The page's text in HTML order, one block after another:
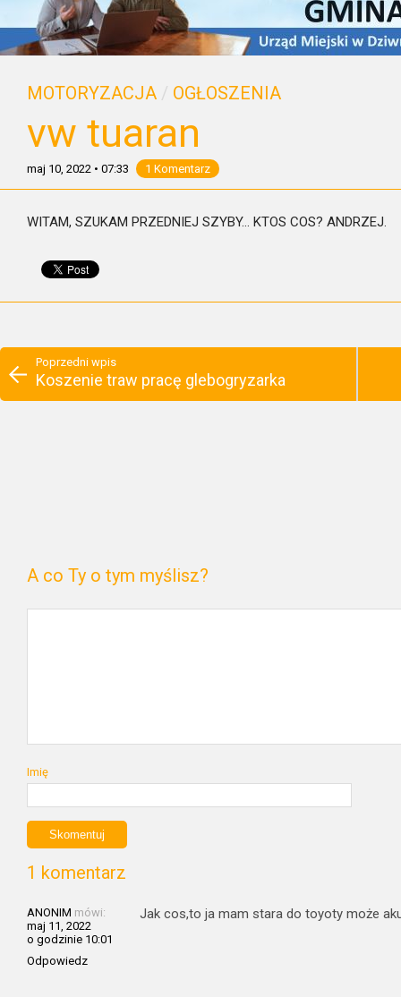
MOTORYZACJA / OGŁOSZENIA
vw tuaran
maj 10, 2022 • 07:33 1 Komentarz
WITAM, SZUKAM PRZEDNIEJ SZYBY… KTOS COS? ANDRZEJ.
Poprzedni wpis
Koszenie traw pracę glebogryzarka
A co Ty o tym myślisz?
Imię
1 komentarz
ANONIM mówi:
maj 11, 2022
o godzinie 10:01
Odpowiedz
Jak cos,to ja mam stara do toyoty może